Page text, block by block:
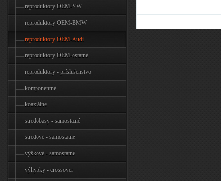
výškový reproduktor, Max
reproduktory OEM-VW
reproduktory OEM-BMW
reproduktory OEM-Audi
reproduktory OEM-ostatné
reproduktory - príslušenstvo
komponentné
koaxiálne
stredobasy - samostatné
stredové - samostatné
výškové - samostatné
výhybky - crossover